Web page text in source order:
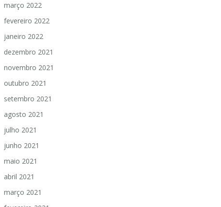
março 2022
fevereiro 2022
janeiro 2022
dezembro 2021
novembro 2021
outubro 2021
setembro 2021
agosto 2021
julho 2021
junho 2021
maio 2021
abril 2021
março 2021